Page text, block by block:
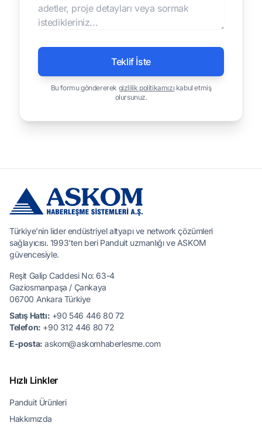
Teklif İste
Bu formu göndererek gizlilik politikamızı kabul etmiş
olursunuz.
Türkiye'nin lider endüstriyel altyapı ve network çözümleri
sağlayıcısı. 1993'ten beri Panduit uzmanlığı ve ASKOM
güvencesiyle.
Reşit Galip Caddesi No: 63-4
Gaziosmanpaşa / Çankaya
06700 Ankara Türkiye
Satış Hattı: +90 546 446 80 72
Telefon: +90 312 446 80 72
E-posta: askom@askomhaberlesme.com
Hızlı Linkler
Panduit Ürünleri
Hakkımızda